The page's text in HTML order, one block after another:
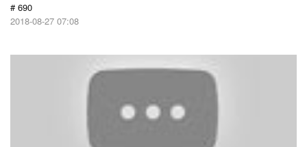
# 690
2018-08-27 07:08